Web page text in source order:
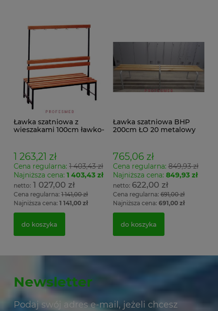
Ławka szatniowa z
wieszakami 100cm ławko-
1 263,21 zł
Cena regularna: 1 403,43 zł
Najniższa cena: 1 403,43 zł
1 027,00 zł
Cena regularna: 1 141,00 zł
Najniższa cena: 1 141,00 zł
do koszyka
Ławka szatniowa BHP
200cm ŁO 20 metalowy
765,06 zł
Cena regularna:849,93 zł
Najniższa cena: 849,93 zł
622,00 zł
Cena regularna:691,00 zł
Najniższa cena: 691,00 zł
do koszyka
Newsletter
Podaj swój adres e-mail, jeżeli chcesz